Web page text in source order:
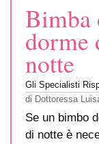
Bimba
dorme
notte
Gli Specialisti
di Dottoressa
Se un bimbo
di notte è